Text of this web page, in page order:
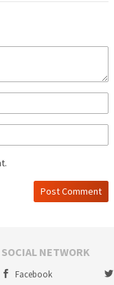
SOCIAL NETWORK
Facebook